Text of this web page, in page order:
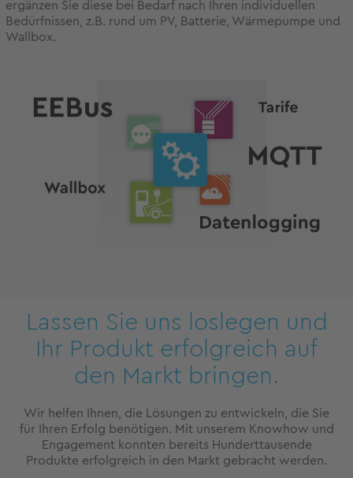
ergänzen Sie diese bei Bedarf nach Ihren individuellen
Bedürfnissen, z.B. rund um PV, Batterie, Wärmepumpe und
Wallbox.
Lassen Sie uns loslegen und
Ihr Produkt erfolgreich auf
den Markt bringen.
Wir helfen Ihnen, die Lösungen zu entwickeln, die Sie
für Ihren Erfolg benötigen. Mit unserem Knowhow und
Engagement konnten bereits Hunderttausende
Produkte erfolgreich in den Markt gebracht werden.